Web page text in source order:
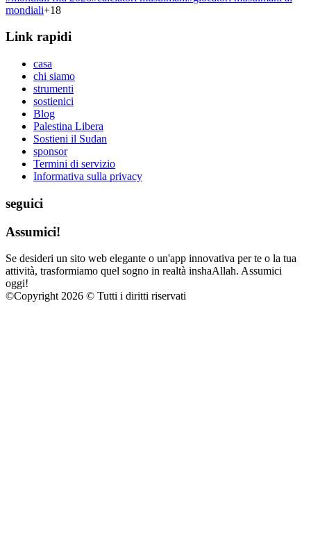
mondiali+18
Link rapidi
casa
chi siamo
strumenti
sostienici
Blog
Palestina Libera
Sostieni il Sudan
sponsor
Termini di servizio
Informativa sulla privacy
seguici
Assumici!
Se desideri un sito web elegante o un'app innovativa per te o la tua
attività, trasformiamo quel sogno in realtà inshaAllah. Assumici
oggi!
©Copyright 2026 © Tutti i diritti riservati